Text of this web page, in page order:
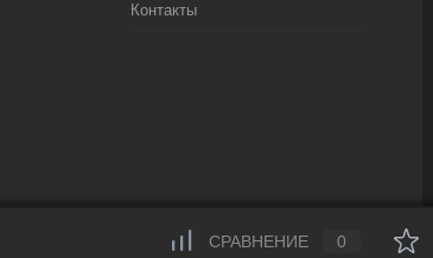
Контакты
СРАВНЕНИЕ 0